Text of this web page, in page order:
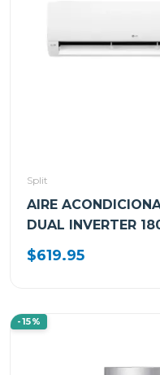
Split
AIRE
DUAL INVERTER
KW MANAGER
$619.95
-15%